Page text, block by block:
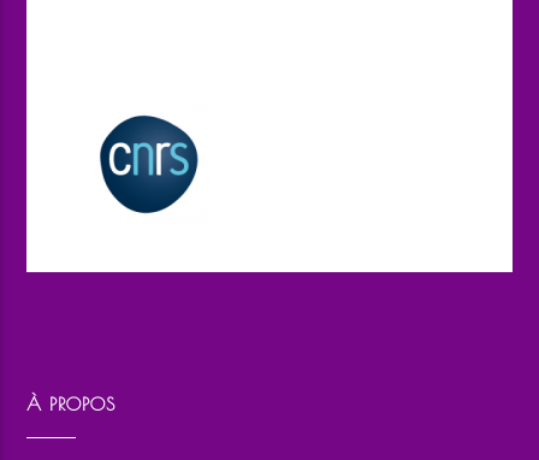
À PROPOS